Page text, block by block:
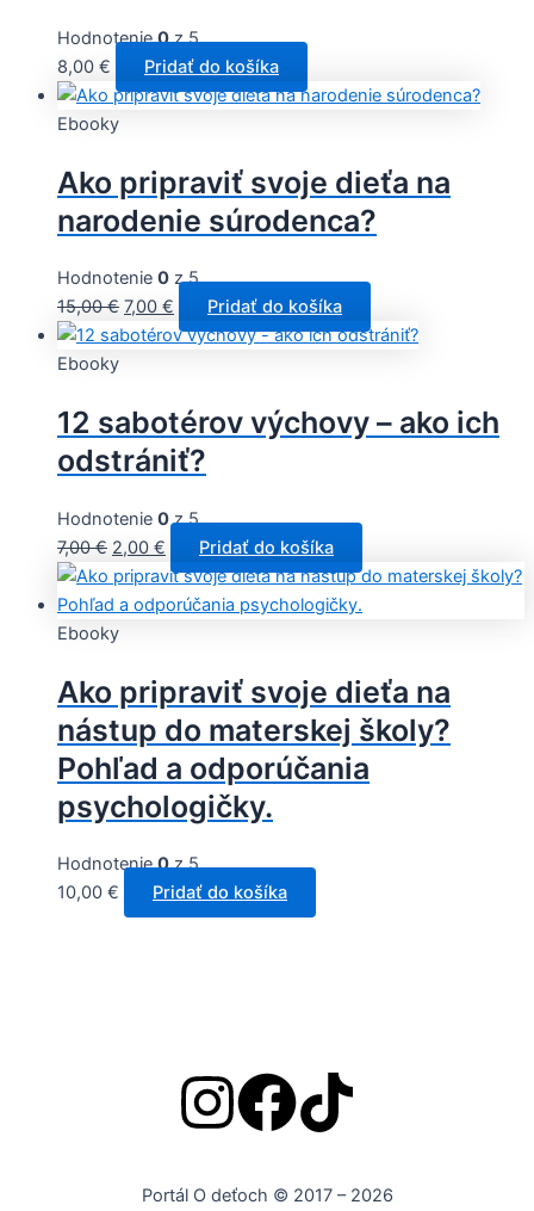
Hodnotenie0z 5
8,00 € Pridať do košíka
Ebooky
Ako pripraviť svoje dieťa na
narodenie súrodenca?
Hodnotenie 0 z 5
15,00€ 7,00 € Pridať do košíka
Ebooky
12 sabotérov výchovy – ako ich
odstrániť?
Hodnotenie 0z 5
7,00€ 2,00 € Pridať do košíka
Ebooky
Ako pripraviť svoje dieťa na
nástup do materskej školy?
Pohľad a odporúčania
psychologičky.
Hodnotenie0z 5
10,00 € Pridať do košíka
Portál O deťoch © 2017 – 2026